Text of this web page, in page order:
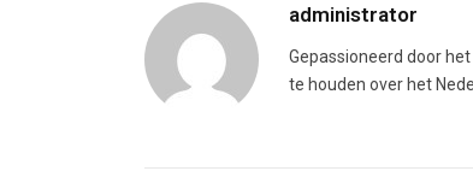
administrator
Gepassioneerd door
te houden over het